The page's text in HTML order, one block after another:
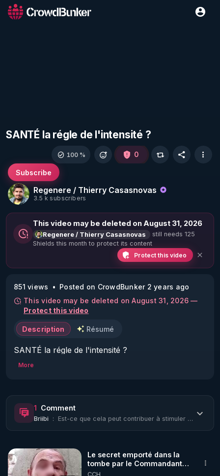
SANTÉ la régle de l'intensité ?
Regenere / Thierry Casasnovas
3.5 k subscribers
Subscribe
100 % 0
This video may be deleted on August 31, 2026
Regenere / Thierry Casasnovas
still needs 125
Shields this month to protect its content
Protect this video
851 views
Posted on CrowdBunker 2 years ago
This video may be deleted on August 31, 2026 —
Protect this video
Description Résumé
SANTÉ la régle de l'intensité ?
More
1 Comment
Briibi : Est-ce que cela peut contribuer à stimuler la thyroïde lorsqu'elle est en hypo ?...
Le secret emporté dans la
tombe par le Commandant
Cousteau le 25 juin 1997
CCH